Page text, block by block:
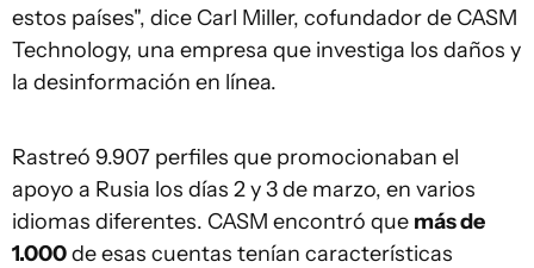
estos países", dice Carl Miller, cofundador de CASM
Technology, una empresa que investiga los daños y
la desinformación en línea.
Rastreó 9.907 perfiles que promocionaban el
apoyo a Rusia los días 2 y 3 de marzo, en varios
idiomas diferentes. CASM encontró que más de
1.000de esas cuentas tenían características